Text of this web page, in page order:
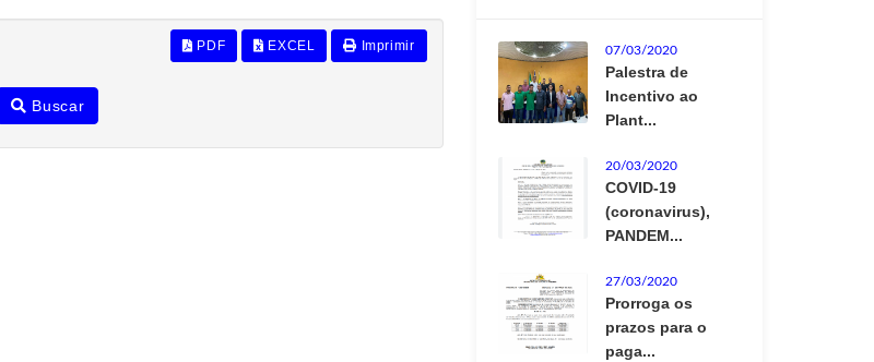
PDF EXCEL
Imprimir
Buscar
07/03/2020
Palestra de
Incentivo ao
Plant...
20/03/2020
COVID-19
(coronavirus),
PANDEM...
27/03/2020
Prorroga os
prazos para o
paga...